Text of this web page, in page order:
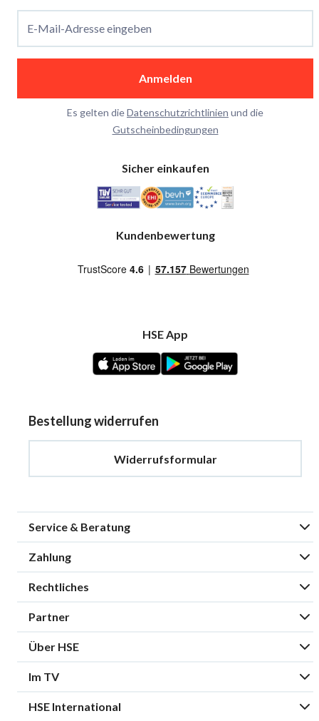
E-Mail-Adresse eingeben
Anmelden
Es gelten dieDatenschutzrichtlinien und die
Gutscheinbedingungen
Sicher einkaufen
Kundenbewertung
HSE App
Bestellung widerrufen
Widerrufsformular
Service & Beratung
Zahlung
Rechtliches
Partner
Über HSE
Im TV
HSE International